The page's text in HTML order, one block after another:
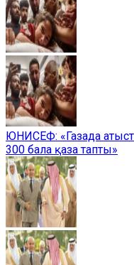
ЮНИСЕФ: «Газада
300 бала қаза тапты»